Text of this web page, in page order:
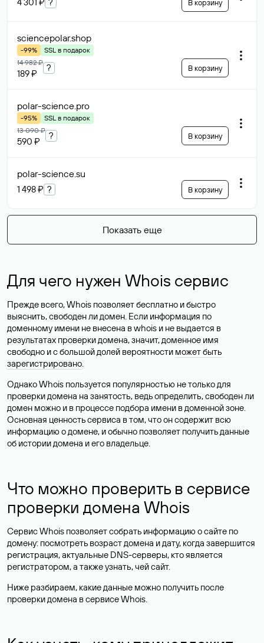
В корзину
sciencepolar.shop
-99%
SSL в подарок
14 982 ₽
189 ₽
? В корзину
polar-science.pro
-95%
SSL в подарок
13 090 ₽
590 ₽
? В корзину
polar-science.su
1 498 ₽ ? В корзину
Показать еще
Для чего нужен Whois сервис
Прежде всего, Whois позволяет бесплатно и быстро
выяснить, свободен ли домен. Если информация по
доменному имени не внесена в whois и не выдается в
результатах проверки домена, значит, доменное имя
свободно и с большой долей вероятности может быть
зарегистрировано.
Однако Whois пользуется популярностью не только для
проверки домена на занятость, ведь определить, свободен ли
домен можно и в процессе подбора имени в доменной зоне.
Основная ценность сервиса в том, что он содержит всю
информацию о домене, и обычно позволяет получить данные
об истории домена и его владельце.
Что можно проверить в сервисе
проверки домена Whois
Сервис Whois позволяет собрать информацию о сайте по
домену: посмотреть возраст домена и дату, когда завершится
регистрация, актуальные DNS-серверы, кто является
регистратором, а также узнать, чей сайт.
Ниже разбираем, какие данные можно получить после
проверки домена в сервисе Whois.